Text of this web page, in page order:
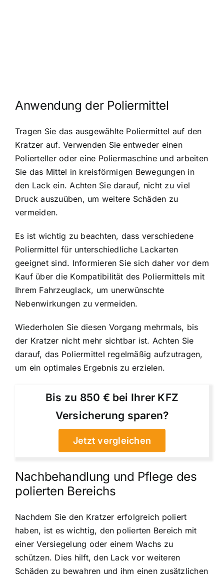
Anwendung der Poliermittel
Tragen Sie das ausgewählte Poliermittel auf den
Kratzer auf. Verwenden Sie entweder einen
Polierteller oder eine Poliermaschine und arbeiten
Sie das Mittel in kreisförmigen Bewegungen in
den Lack ein. Achten Sie darauf, nicht zu viel
Druck auszuüben, um weitere Schäden zu
vermeiden.
Es ist wichtig zu beachten, dass verschiedene
Poliermittel für unterschiedliche Lackarten
geeignet sind. Informieren Sie sich daher vor dem
Kauf über die Kompatibilität des Poliermittels mit
Ihrem Fahrzeuglack, um unerwünschte
Nebenwirkungen zu vermeiden.
Wiederholen Sie diesen Vorgang mehrmals, bis
der Kratzer nicht mehr sichtbar ist. Achten Sie
darauf, das Poliermittel regelmäßig aufzutragen,
um ein optimales Ergebnis zu erzielen.
Bis zu 850 € bei Ihrer KFZ
Versicherung sparen?
Jetzt vergleichen
Nachbehandlung und Pflege des
polierten Bereichs
Nachdem Sie den Kratzer erfolgreich poliert
haben, ist es wichtig, den polierten Bereich mit
einer Versiegelung oder einem Wachs zu
schützen. Dies hilft, den Lack vor weiteren
Schäden zu bewahren und ihm einen zusätzlichen